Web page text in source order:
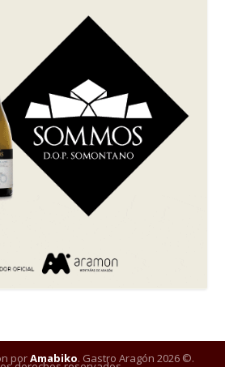
porAmabiko. Gastro Aragón 2026 ©.